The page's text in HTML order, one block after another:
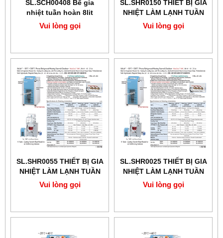
SL.SCH00408 Bể gia
nhiệt tuần hoàn 8lit
Vui lòng gọi
SL.SHR0150 ​​​​​​​THIẾT BỊ GIA
NHIỆT LÀM LẠNH TUẦN
HOÀN CHÍNH XÁC
SCILAB
Vui lòng gọi
SL.SHR0055 ​​​​​​​THIẾT BỊ GIA
NHIỆT LÀM LẠNH TUẦN
HOÀN CHÍNH XÁC 18L
Vui lòng gọi
SL.SHR0025 ​​​​​​​THIẾT BỊ GIA
NHIỆT LÀM LẠNH TUẦN
HOÀN CHÍNH XÁC -30℃
+200℃
Vui lòng gọi